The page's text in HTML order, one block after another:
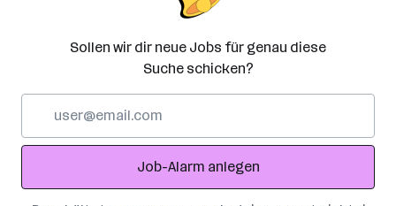
Sollen wir dir neue Jobs für genau diese
Suche schicken?
Adresse
Job-Alarm anlegen